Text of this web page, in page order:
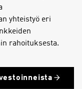
yhteistyö eri
rahoituksesta.